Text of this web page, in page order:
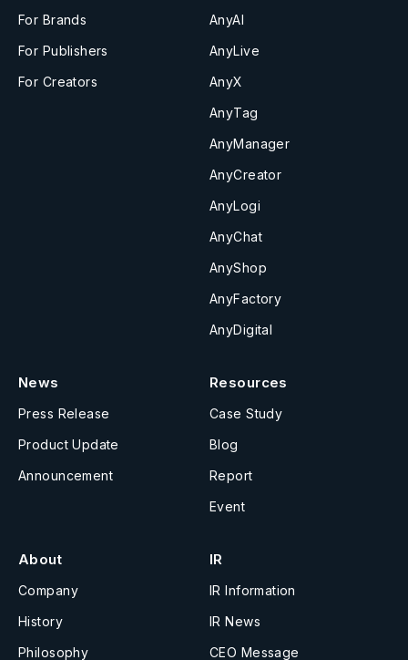
For Brands
For Publishers
For Creators
AnyAI
AnyLive
AnyX
AnyTag
AnyManager
AnyCreator
AnyLogi
AnyChat
AnyShop
AnyFactory
AnyDigital
News
Press Release
Product Update
Announcement
Resources
Case Study
Blog
Report
Event
About
Company
History
Philosophy
IR
IR Information
IR News
CEO Message